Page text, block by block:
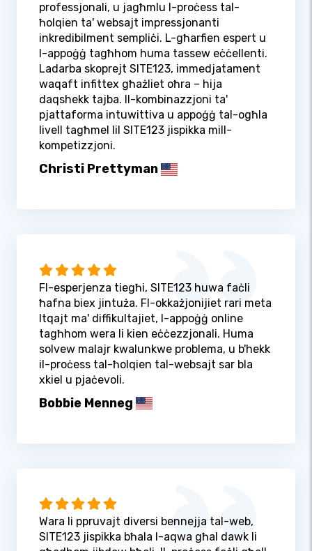
professjonali, u jagħmlu l-proċess tal-
ħolqien ta' websajt impressjonanti
inkredibilment sempliċi. L-għarfien espert u
l-appoġġ tagħhom huma tassew eċċellenti.
Ladarba skoprejt SITE123, immedjatament
waqaft infittex għażliet oħra – hija
daqshekk tajba. Il-kombinazzjoni ta'
pjattaforma intuwittiva u appoġġ tal-ogħla
livell tagħmel lil SITE123 jispikka mill-
kompetizzjoni.
Christi Prettyman
Fl-esperjenza tiegħi, SITE123 huwa faċli
ħafna biex jintuża. Fl-okkażjonijiet rari meta
ltqajt ma' diffikultajiet, l-appoġġ online
tagħhom wera li kien eċċezzjonali. Huma
solvew malajr kwalunkwe problema, u b'hekk
il-proċess tal-ħolqien tal-websajt sar bla
xkiel u pjaċevoli.
Bobbie Menneg
Wara li ppruvajt diversi bennejja tal-web,
SITE123 jispikka bħala l-aqwa għal dawk li